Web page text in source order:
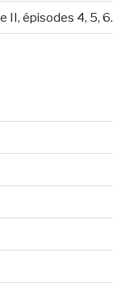
II, épisodes 4, 5, 6.